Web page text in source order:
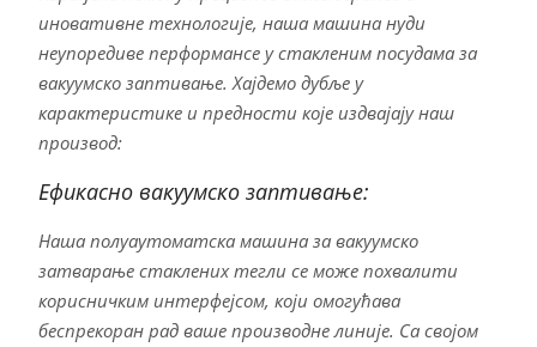
иновативне технологије, наша машина нуди
неупоредиве перформансе у стакленим посудама за
вакуумско заптивање. Хајдемо дубље у
карактеристике и предности које издвајају наш
производ:
Ефикасно вакуумско заптивање:
Наша полуаутоматска машина за вакуумско
затварање стаклених тегли се може похвалити
корисничким интерфејсом, који омогућава
беспрекоран рад ваше производне линије. Са својом